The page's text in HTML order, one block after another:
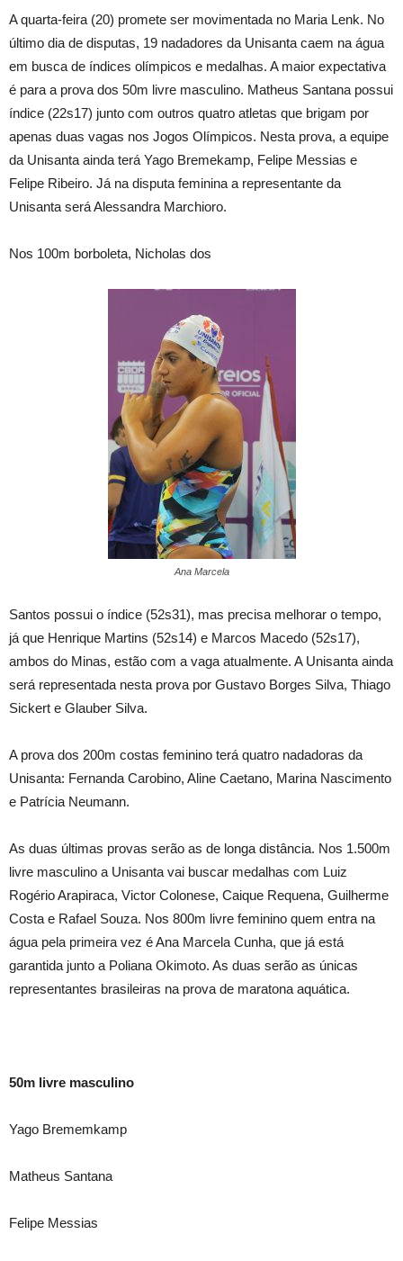
A quarta-feira (20) promete ser movimentada no Maria Lenk. No
último dia de disputas, 19 nadadores da Unisanta caem na água
em busca de índices olímpicos e medalhas. A maior expectativa
é para a prova dos 50m livre masculino. Matheus Santana possui
índice (22s17) junto com outros quatro atletas que brigam por
apenas duas vagas nos Jogos Olímpicos. Nesta prova, a equipe
da Unisanta ainda terá Yago Bremekamp, Felipe Messias e
Felipe Ribeiro. Já na disputa feminina a representante da
Unisanta será Alessandra Marchioro.
Nos 100m borboleta, Nicholas dos
Ana Marcela
Santos possui o índice (52s31), mas precisa melhorar o tempo,
já que Henrique Martins (52s14) e Marcos Macedo (52s17),
ambos do Minas, estão com a vaga atualmente. A Unisanta ainda
será representada nesta prova por Gustavo Borges Silva, Thiago
Sickert e Glauber Silva.
A prova dos 200m costas feminino terá quatro nadadoras da
Unisanta: Fernanda Carobino, Aline Caetano, Marina Nascimento
e Patrícia Neumann.
As duas últimas provas serão as de longa distância. Nos 1.500m
livre masculino a Unisanta vai buscar medalhas com Luiz
Rogério Arapiraca, Victor Colonese, Caique Requena, Guilherme
Costa e Rafael Souza. Nos 800m livre feminino quem entra na
água pela primeira vez é Ana Marcela Cunha, que já está
garantida junto a Poliana Okimoto. As duas serão as únicas
representantes brasileiras na prova de maratona aquática.
50m livre masculino
Yago Brememkamp
Matheus Santana
Felipe Messias